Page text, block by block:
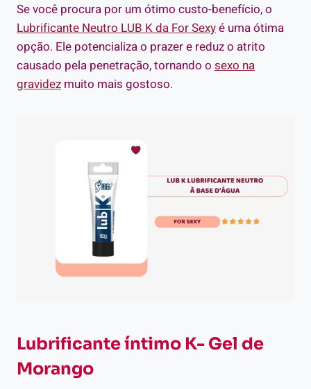
Se você procura por um ótimo custo-benefício, o
Lubrificante Neutro LUB K da For Sexyé uma ótima
opção. Ele potencializa o prazer e reduz o atrito
causado pela penetração, tornando o sexo na
gravidez muito mais gostoso.
Lubrificante íntimo K- Gel de
Morango